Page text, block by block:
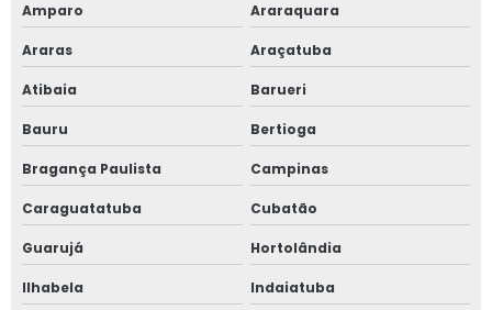
Manutenção de máquinas pesadas
Medição de aterramento
Medição de aterramento de máquinas
Prontuário das instalações elétricas
Amparo Araraquara
Araras Araçatuba
Atibaia Barueri
Bauru Bertioga
Bragança Paulista Campinas
Caraguatatuba Cubatão
Guarujá Hortolândia
Ilhabela Indaiatuba